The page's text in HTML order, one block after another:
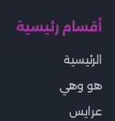
أقسام رئيسية
الرئيسية
هو وهي
عرايس